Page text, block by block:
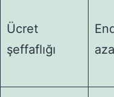
Ücret
şeffaflığı